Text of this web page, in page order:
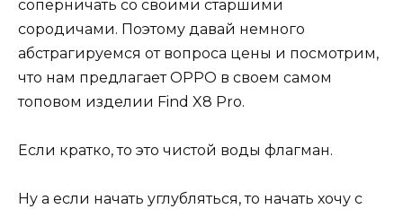
соперничать со своими старшими
сородичами. Поэтому давай немного
абстрагируемся от вопроса цены и посмотрим,
что нам предлагает OPPO в своем самом
топовом изделии Find X8 Pro.
Если кратко, то это чистой воды флагман.
Ну а если начать углубляться, то начать хочу с